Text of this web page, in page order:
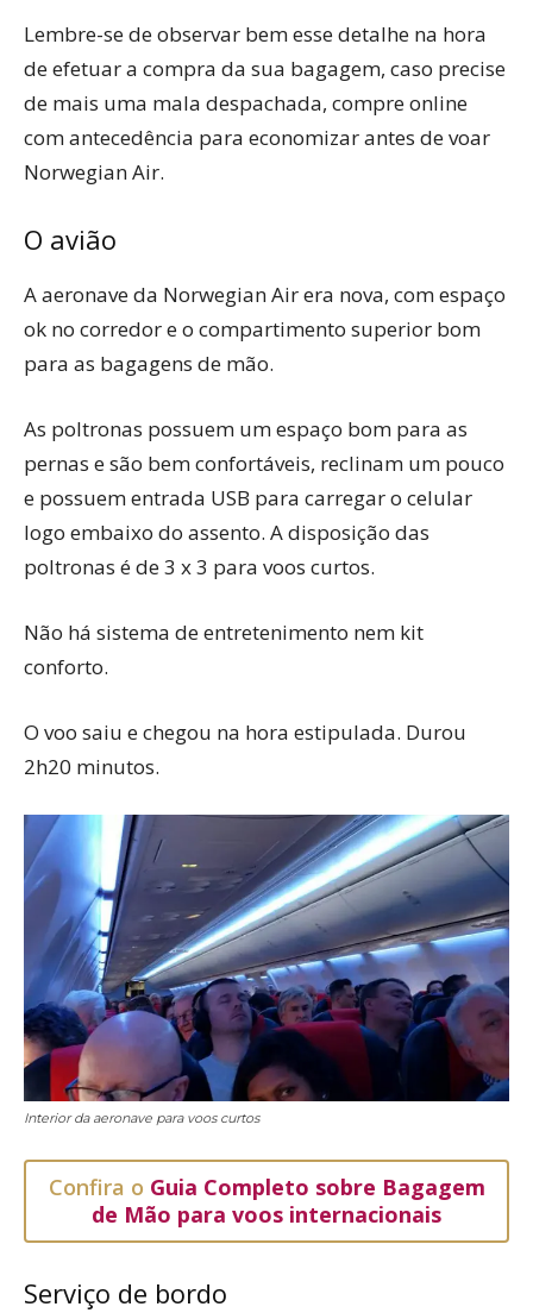
Lembre-se de observar bem esse detalhe na hora
de efetuar a compra da sua bagagem, caso precise
de mais uma mala despachada, compre online
com antecedência para economizar antes de voar
Norwegian Air.
O avião
A aeronave da Norwegian Air era nova, com espaço
ok no corredor e o compartimento superior bom
para as bagagens de mão.
As poltronas possuem um espaço bom para as
pernas e são bem confortáveis, reclinam um pouco
e possuem entrada USB para carregar o celular
logo embaixo do assento. A disposição das
poltronas é de 3 x 3 para voos curtos.
Não há sistema de entretenimento nem kit
conforto.
O voo saiu e chegou na hora estipulada. Durou
2h20 minutos.
Interior da aeronave para voos curtos
Confira o Guia Completo sobre Bagagem
de Mão para voos internacionais
Serviço de bordo